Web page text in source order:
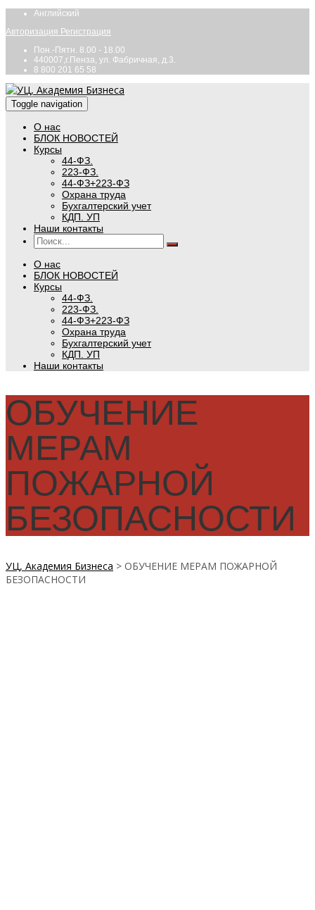
Английский
Авторизация Регистрация
Пон.-Пятн. 8.00 - 18.00
440007,г.Пенза, ул. Фабричная, д.3.
8 800 201 65 58
Toggle navigation
О нас
БЛОК НОВОСТЕЙ
Курсы
44-ФЗ.
223-ФЗ.
44-ФЗ+223-ФЗ
Охрана труда
Бухгалтерский учет
КДП. УП
Наши контакты
О нас
БЛОК НОВОСТЕЙ
Курсы
44-ФЗ.
223-ФЗ.
44-ФЗ+223-ФЗ
Охрана труда
Бухгалтерский учет
КДП. УП
Наши контакты
ОБУЧЕНИЕ
МЕРАМ
ПОЖАРНОЙ
БЕЗОПАСНОСТИ
УЦ, Академия Бизнеса > ОБУЧЕНИЕ МЕРАМ ПОЖАРНОЙ
БЕЗОПАСНОСТИ